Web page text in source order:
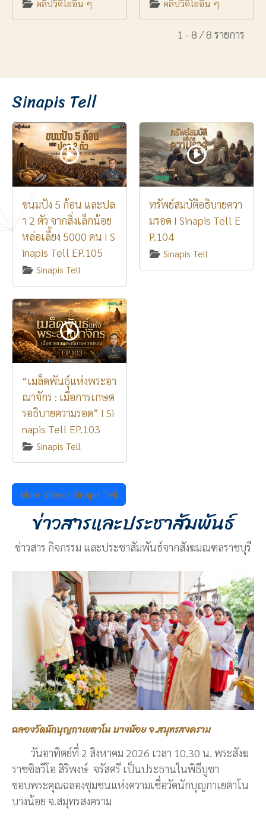
คลิปวิดีโออื่น ๆ คลิปวิดีโออื่น ๆ
1 - 8 / 8 รายการ
Sinapis Tell
ขนมปัง 5 ก้อน และปล
า 2 ตัว จากสิ่งเล็กน้อย
หล่อเลี้ยง 5000 คน I S
inapis Tell EP.105
Sinapis Tell
ทรัพย์สมบัติอธิบายควา
มรอด I Sinapis Tell E
P.104
Sinapis Tell
“เมล็ดพันธุ์แห่งพระอา
ณาจักร : เมื่อการเกษต
รอธิบายความรอด” I Si
napis Tell EP.103
Sinapis Tell
More Videos Sinapis Tell
ข่าวสารและประชาสัมพันธ์
ข่าวสาร กิจกรรม และประชาสัมพันธ์จากสังฆมณฑลราชบุรี
ฉลองวัดนักบุญกาเยตาโน บางน้อย จ.สมุทรสงคราม
วันอาทิตย์ที่ 2 สิงหาคม 2026 เวลา 10.30 น. พระสังฆ
ราชซิลวีโอ สิริพงษ์ จรัสศรี เป็นประธานในพิธีบูชา
ขอบพระคุณฉลองชุมชนแห่งความเชื่อวัดนักบุญกาเยตาโน
บางน้อย จ.สมุทรสงคราม